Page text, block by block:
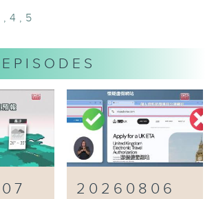
,4 , 5
EPISODES
20260806